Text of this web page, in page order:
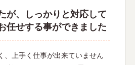
が、しっかりと対応して
任せする事ができました
、上手く仕事が出来ていません